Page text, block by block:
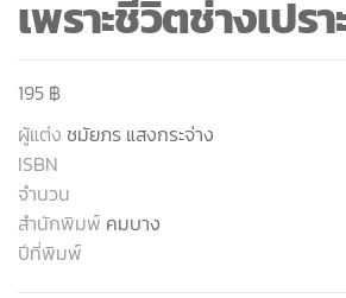
เพราะชีวิตช่างเปร
195 ฿
ผู้แต่ง ชมัยภร แสงกระจ่าง
ISBN
จำนวน
สำนักพิมพ์ คมบาง
ปีที่พิมพ์